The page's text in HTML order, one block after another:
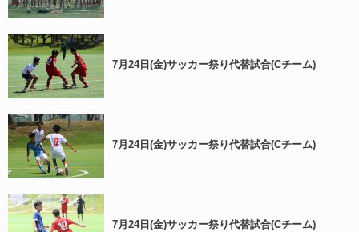
7月24日(金)サッカー祭り代替試合(Cチーム)
7月24日(金)サッカー祭り代替試合(Cチーム)
7月24日(金)サッカー祭り代替試合(Cチーム)